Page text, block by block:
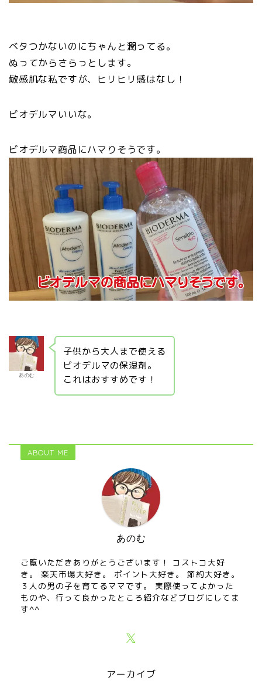
ベタつかないのにちゃんと潤ってる。
ぬってからさらっとします。
敏感肌な私ですが、ヒリヒリ感はなし！
ビオデルマいいな。
ビオデルマ商品にハマりそうです。
あのむ
子供から大人まで使える
ビオデルマの保湿剤。
これはおすすめです！
ABOUT ME
あのむ
ご覧いただきありがとうございます！ コストコ大好
き。 楽天市場大好き。 ポイント大好き。 節約大好き。
３人の男の子を育てるママです。 実際使ってよかった
ものや、行って良かったところ紹介などブログにしてま
す^^
アーカイブ